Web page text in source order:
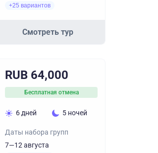
+25 вариантов
Смотреть тур
RUB 64,000
Бесплатная отмена
6 дней 5 ночей
Даты набора групп
7—12 августа